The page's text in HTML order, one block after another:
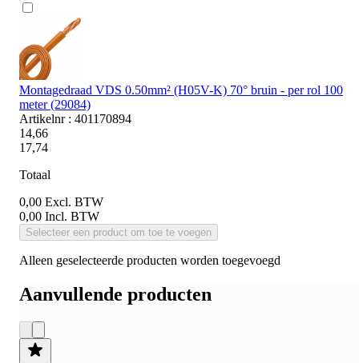
Montagedraad VDS 0.50mm² (H05V-K) 70° bruin - per rol 100
meter (29084)
Artikelnr : 401170894
14,66
17,74
Totaal
0,00 Excl. BTW
0,00 Incl. BTW
Selecteer een product om toe te voegen
Alleen geselecteerde producten worden toegevoegd
Aanvullende producten